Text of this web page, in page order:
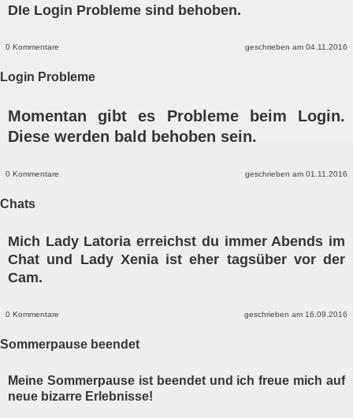
DIe Login Probleme sind behoben.
0 Kommentare geschrieben am 04.11.2016
Login Probleme
Momentan gibt es Probleme beim Login.
Diese werden bald behoben sein.
0 Kommentare geschrieben am 01.11.2016
Chats
Mich Lady Latoria erreichst du immer Abends im
Chat und Lady Xenia ist eher tagsüber vor der
Cam.
0 Kommentare geschrieben am 16.09.2016
Sommerpause beendet
Meine Sommerpause ist beendet und ich freue mich auf
neue bizarre Erlebnisse!